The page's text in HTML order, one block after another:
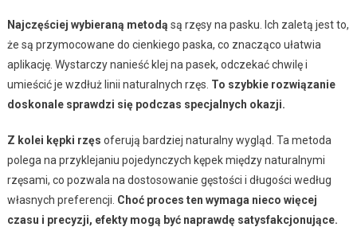
Najczęściej wybieraną metodą są rzęsy na pasku. Ich zaletą jest to,
że są przymocowane do cienkiego paska, co znacząco ułatwia
aplikację. Wystarczy nanieść klej na pasek, odczekać chwilę i
umieścić je wzdłuż linii naturalnych rzęs. To szybkie rozwiązanie
doskonale sprawdzi się podczas specjalnych okazji.
Z kolei kępki rzęs oferują bardziej naturalny wygląd. Ta metoda
polega na przyklejaniu pojedynczych kępek między naturalnymi
rzęsami, co pozwala na dostosowanie gęstości i długości według
własnych preferencji. Choć proces ten wymaga nieco więcej
czasu i precyzji, efekty mogą być naprawdę satysfakcjonujące.